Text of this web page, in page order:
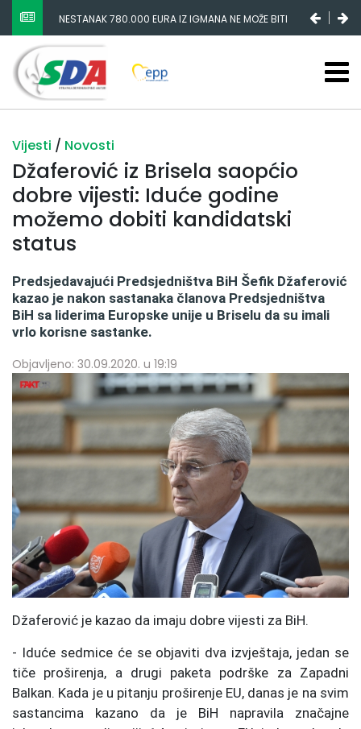
NESTANAK 780.000 EURA IZ IGMANA NE MOŽE BITI
SLUČAJNI PREVID, ODGOVORNOST MORAJU SNOSITI
VLADA FBIH I NJENI KADROVI
Vijesti / Novosti
Džaferović iz Brisela saopćio
dobre vijesti: Iduće godine
možemo dobiti kandidatski
status
Predsjedavajući Predsjedništva BiH Šefik Džaferović
kazao je nakon sastanaka članova Predsjedništva
BiH sa liderima Europske unije u Briselu da su imali
vrlo korisne sastanke.
Objavljeno: 30.09.2020. u 19:19
Džaferović je kazao da imaju dobre vijesti za BiH.
- Iduće sedmice će se objaviti dva izvještaja, jedan se
tiče proširenja, a drugi paketa podrške za Zapadni
Balkan. Kada je u pitanju proširenje EU, danas je na svim
sastancima kazano da je BiH napravila značajne